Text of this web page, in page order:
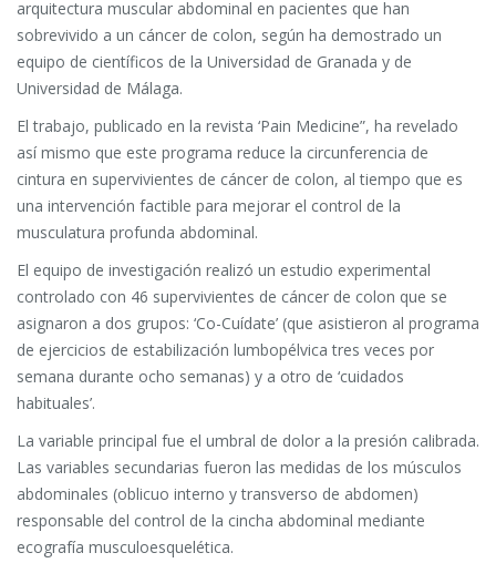
arquitectura muscular abdominal en pacientes que han
sobrevivido a un cáncer de colon, según ha demostrado un
equipo de científicos de la Universidad de Granada y de
Universidad de Málaga.
El trabajo, publicado en la revista ‘Pain Medicine”, ha revelado
así mismo que este programa reduce la circunferencia de
cintura en supervivientes de cáncer de colon, al tiempo que es
una intervención factible para mejorar el control de la
musculatura profunda abdominal.
El equipo de investigación realizó un estudio experimental
controlado con 46 supervivientes de cáncer de colon que se
asignaron a dos grupos: ‘Co-Cuídate’ (que asistieron al programa
de ejercicios de estabilización lumbopélvica tres veces por
semana durante ocho semanas) y a otro de ‘cuidados
habituales’.
La variable principal fue el umbral de dolor a la presión calibrada.
Las variables secundarias fueron las medidas de los músculos
abdominales (oblicuo interno y transverso de abdomen)
responsable del control de la cincha abdominal mediante
ecografía musculoesquelética.